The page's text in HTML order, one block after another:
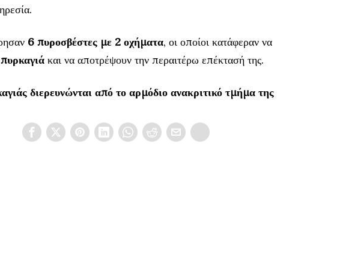
6 πυροσβέστες με 2 οχήματα, οι οποίοι κατάφεραν να
και να αποτρέψουν την περαιτέρω επέκτασή της.
διερευνώνται από το αρμόδιο ανακριτικό τμήμα της